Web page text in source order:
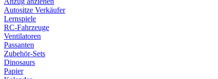
Autositze Verkäufer
Lernspiele
RC-Fahrzeuge
Ventilatoren
Passanten
Zubehör-Sets
Dinosaurs
Papier